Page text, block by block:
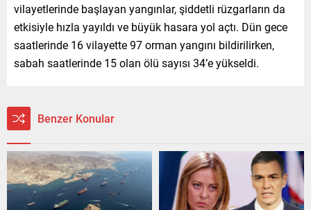
vilayetlerinde başlayan yangınlar, şiddetli rüzgarların da
etkisiyle hızla yayıldı ve büyük hasara yol açtı. Dün gece
saatlerinde 16 vilayette 97 orman yangını bildirilirken,
sabah saatlerinde 15 olan ölü sayısı 34’e yükseldi.
Benzer Konular